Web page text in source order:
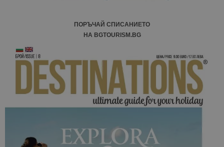
ПОРЪЧАЙ СПИСАНИЕТО
НА BGTOURISM.BG